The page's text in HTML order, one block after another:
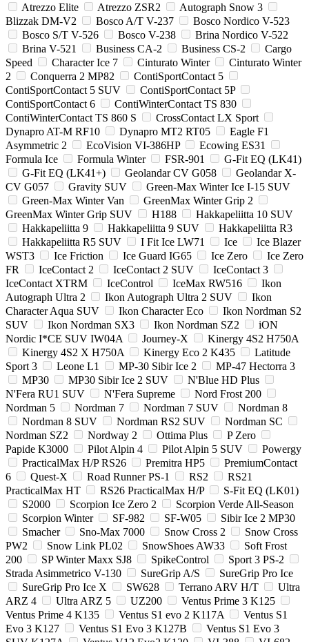
Atrezzo Elite
Atrezzo ZSR2
Autograph Snow 3
Blizzak DM-V2
Bosco A/T V-237
Bosco Nordico V-523
Bosco S/T V-526
Bosco V-238
Brina Nordico V-522
Brina V-521
Business CA-2 Business CS-2
Cargo
Speed
Character Ice 7 Cinturato Winter
Cinturato Winter
2
Conquerra 2 MP82
ContiSportContact 5
ContiSportContact 5 SUV
ContiSportContact 5P
ContiSportContact 6
ContiWinterContact TS 830
ContiWinterContact TS 860 S
CrossContact LX Sport
Dynapro AT-M RF10
Dynapro MT2 RT05
Eagle F1
Asymmetric 2
EcoVision VI-386HP
Ecowing ES31
Formula Ice
Formula Winter FSR-901
G-Fit EQ (LK41)
G-Fit EQ (LK41+)
Geolandar CV G058
Geolandar X-
CV G057
Gravity SUV
Green-Max Winter Ice I-15 SUV
Green-Max Winter Van
GreenMax Winter Grip 2
GreenMax Winter Grip SUV
H188
Hakkapeliitta 10 SUV
Hakkapeliitta 9
Hakkapeliitta 9 SUV
Hakkapeliitta R3
Hakkapeliitta R5 SUV
I Fit Ice LW71 Ice
Ice Blazer
WST3
Ice Friction Ice Guard IG65 Ice Zero
Ice Zero
FR
IceContact 2 IceContact 2 SUV
IceContact 3
IceContact XTRM
IceControl IceMax RW516
Ikon
Autograph Ultra 2
Ikon Autograph Ultra 2 SUV
Ikon
Character Aqua SUV
Ikon Character Eco
Ikon Nordman S2
SUV
Ikon Nordman SX3 Ikon Nordman SZ2
iON
Nordic I*CE SUV IW04A
Journey-X
Kinergy 4S2 H750A
Kinergy 4S2 X H750A
Kinergy Eco 2 K435
Latitude
Sport 3
Leone L1 MP-30 Sibir Ice 2
MP-47 Hectorra 3
MP30
MP30 Sibir Ice 2 SUV
N'Blue HD Plus
N'Fera RU1 SUV
N'Fera Supreme
Nord Frost 200
Nordman 5
Nordman 7 Nordman 7 SUV
Nordman 8
Nordman 8 SUV
Nordman RS2 SUV
Nordman SC
Nordman SZ2
Nordway 2 Ottima Plus
P Zero
Papide K3000
Pilot Alpin 4 Pilot Alpin 5 SUV
Powergy
PracticalMax H/P RS26
Premitra HP5
PremiumContact
6
Quest-X Road Runner PS-1 RS2
RS21
PracticalMax HT
RS26 PracticalMax H/P
S-Fit EQ (LK01)
S2000
Scorpion Ice Zero 2
Scorpion Verde All-Season
Scorpion Winter
SF-982 SF-W05
Sibir Ice 2 MP30
Smacher
Sno-Max 7000 Snow Cross 2
Snow Cross
PW2
Snow Link PL02 SnowShoes AW33
Soft Frost
200
SP Winter Maxx SJ8 SpikeControl
Sport 3 PS-2
Strada Asimmetrico V-130
SureGrip A/S
SureGrip Pro Ice
SureGrip Pro Ice X
SW628 Terrano ARV H/T
Ultra
ARZ 4
Ultra ARZ 5 UZ200
Ventus Prime 3 K125
Ventus Prime 4 K135
Ventus S1 evo 2 K117A
Ventus S1
Evo 3 K127
Ventus S1 Evo 3 K127B
Ventus S1 Evo 3